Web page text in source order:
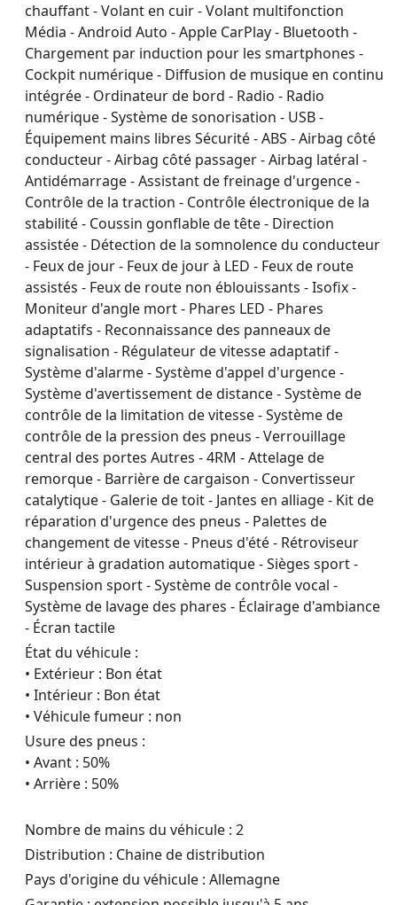
chauffant - Volant en cuir - Volant multifonction
Média - Android Auto - Apple CarPlay - Bluetooth -
Chargement par induction pour les smartphones -
Cockpit numérique - Diffusion de musique en continu
intégrée - Ordinateur de bord - Radio - Radio
numérique - Système de sonorisation - USB -
Équipement mains libres Sécurité - ABS - Airbag côté
conducteur - Airbag côté passager - Airbag latéral -
Antidémarrage - Assistant de freinage d'urgence -
Contrôle de la traction - Contrôle électronique de la
stabilité - Coussin gonflable de tête - Direction
assistée - Détection de la somnolence du conducteur
- Feux de jour - Feux de jour à LED - Feux de route
assistés - Feux de route non éblouissants - Isofix -
Moniteur d'angle mort - Phares LED - Phares
adaptatifs - Reconnaissance des panneaux de
signalisation - Régulateur de vitesse adaptatif -
Système d'alarme - Système d'appel d'urgence -
Système d'avertissement de distance - Système de
contrôle de la limitation de vitesse - Système de
contrôle de la pression des pneus - Verrouillage
central des portes Autres - 4RM - Attelage de
remorque - Barrière de cargaison - Convertisseur
catalytique - Galerie de toit - Jantes en alliage - Kit de
réparation d'urgence des pneus - Palettes de
changement de vitesse - Pneus d'été - Rétroviseur
intérieur à gradation automatique - Sièges sport -
Suspension sport - Système de contrôle vocal -
Système de lavage des phares - Éclairage d'ambiance
- Écran tactile
État du véhicule :
• Extérieur : Bon état
• Intérieur : Bon état
• Véhicule fumeur : non
Usure des pneus :
• Avant : 50%
• Arrière : 50%
Nombre de mains du véhicule : 2
Distribution : Chaine de distribution
Pays d'origine du véhicule : Allemagne